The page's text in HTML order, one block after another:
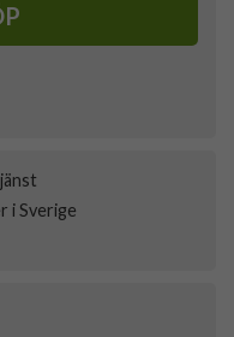
i Sverige